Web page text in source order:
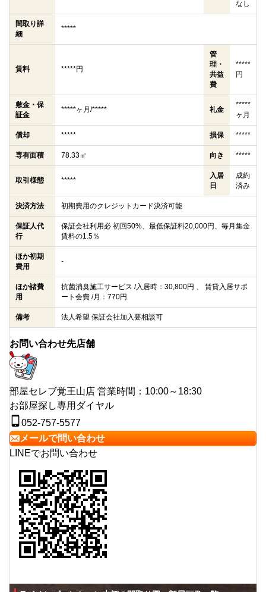
なし
間取り詳
細
*****
賃料 *****円
管
理・
共益
費
*****
円
敷金・保
証金
*****ヶ月/***** 礼金
*****
ヶ月
償却 ***** 損保 *****
専有面積 78.33㎡ 向き *****
取引様態 *****
入居
日
成約
済み
決済方法 初期費用のクレジットカード決済可能
保証人代
行
保証会社利用必 初回50%、最低保証料20,000円、毎月集金
賃料の1.5％
ほか初期
費用
-
ほか諸費
用
抗菌消臭施工サービス /入居時：30,800円 、 賃貸入居サポ
ート会費 /月：770円
備考 法人希望 保証会社加入要相談可
お問い合わせ先店舗
部屋セレブ覚王山店 営業時間：10:00～18:30
お部屋探し専用ダイヤル
052-757-5577
メールで問い合わせ
LINEでお問い合わせ